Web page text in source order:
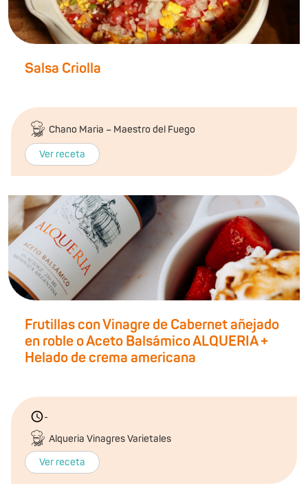
Salsa Criolla
Chano Maria – Maestro del Fuego
Ver receta
Frutillas con Vinagre de Cabernet añejado
en roble o Aceto Balsámico ALQUERIA +
Helado de crema americana
-
Alqueria Vinagres Varietales
Ver receta